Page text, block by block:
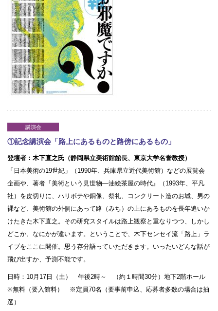
講演会
①記念講演会「路上にあるものと路傍にあるもの」
登壇者：木下直之氏（静岡県立美術館館長、東京大学名誉教授）
「日本美術の19世紀」（1990年、兵庫県立近代美術館）などの展覧会
企画や、著者『美術という見世物―油絵茶屋の時代』（1993年、平凡
社）を皮切りに、ハリボテや銅像、祭礼、コンクリート造のお城、男の
裸など、美術館の外側にあって路（みち）の上にあるものを長年追いか
けたきた木下直之。その研究スタイルは路上観察と重なりつつ、しかし
どこか、なにかが違います。ということで、木下センセイ流「路上」ラ
イブをここに開催。思う存分語っていただきます。いったいどんな話が
飛び出すか、予測不能です。
日時：10月17日（土） 午後2時～ （約１時間30分）地下2階ホール
※無料（要入館料） ※定員70名（要事前申込、応募者多数の場合は抽
選）